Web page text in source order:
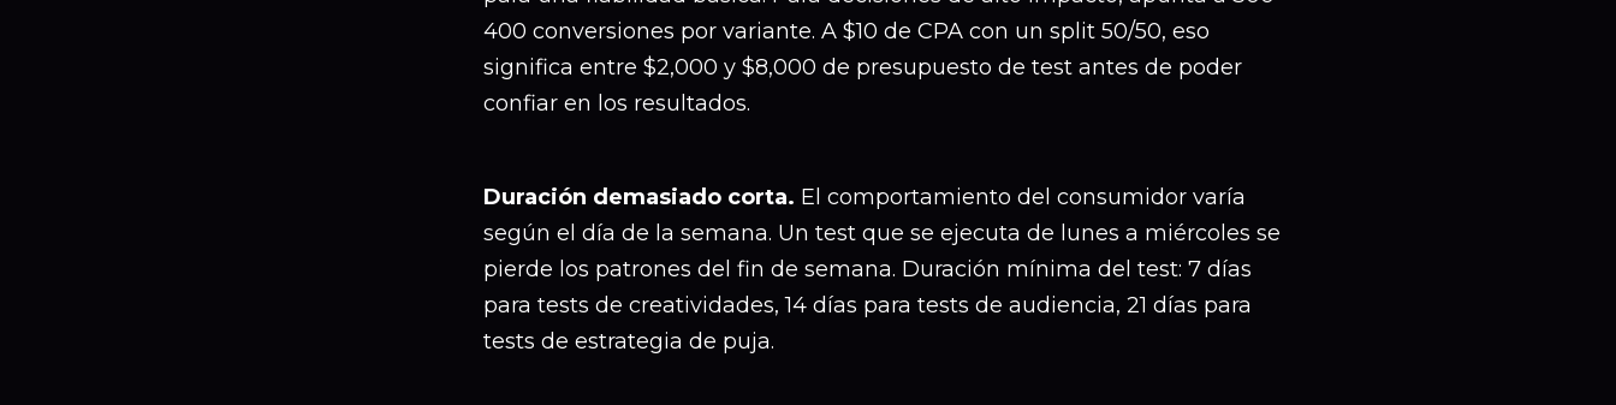
400 conversiones por variante. A $10 de CPA con un split 50/50, eso
significa entre $2,000 y $8,000 de presupuesto de test antes de poder
confiar en los resultados.
Duración demasiado corta. El comportamiento del consumidor varía
según el día de la semana. Un test que se ejecuta de lunes a miércoles se
pierde los patrones del fin de semana. Duración mínima del test: 7 días
para tests de creatividades, 14 días para tests de audiencia, 21 días para
tests de estrategia de puja.